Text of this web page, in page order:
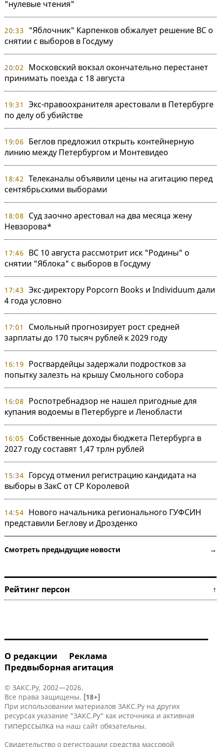
"нулевые чтения"
20:33
"Яблочник" Карпенков обжалует решение ВС о
снятии с выборов в Госдуму
20:02
Московский вокзал окончательно перестанет
принимать поезда с 18 августа
19:31
Экс-правоохранителя арестовали в Петербурге
по делу об убийстве
19:06
Беглов предложил открыть контейнерную
линию между Петербургом и Монтевидео
18:42 Телеканалы объявили цены на агитацию перед
сентябрьскими выборами
18:08
Суд заочно арестовал на два месяца жену
Невзорова*
17:46
ВС 10 августа рассмотрит иск "Родины" о
снятии "Яблока" с выборов в Госдуму
17:43 Экс-директору Popcorn Books и Individuum дали
4 года условно
17:01
Смольный прогнозирует рост средней
зарплаты до 170 тысяч рублей к 2029 году
16:19
Росгвардейцы задержали подростков за
попытку залезть на крышу Смольного собора
16:08
Роспотребнадзор не нашел пригодные для
купания водоемы в Петербурге и Ленобласти
16:05
Собственные доходы бюджета Петербурга в
2027 году составят 1,47 трлн рублей
15:34 Горсуд отменил регистрацию кандидата на
выборы в ЗакС от СР Королевой
14:54 Нового начальника регионального ГУФСИН
представили Беглову и Дрозденко
Смотреть предыдущие новости →
Рейтинг персон ↑
О редакции
Реклама
Предвыборная агитация
© ЗАКС.Ру, 2002—2026.
Все права защищены. [18+]
При использовании материалов ЗАКС.Ру на других
ресурсах указание "ЗАКС.Ру" как источника и активная
гиперссылка на наш сайт обязательны.
Свидетельство о регистрации средства массовой